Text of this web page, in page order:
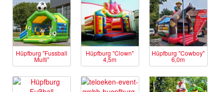
Hüpfburg "Fussball
Multi"
Hüpfburg "Clown"
4,5m
Hüpfburg "Cowboy"
6,0m